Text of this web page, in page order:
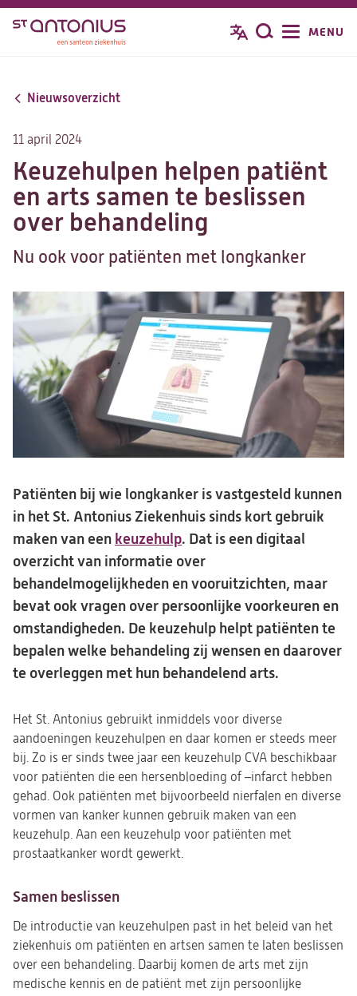
Overslaan
inhoud
Zoeken
MENU
Nieuwsoverzicht
11 april 2024
Keuzehulpen helpen patiënt
en arts samen te beslissen
over behandeling
Nu ook voor patiënten met longkanker
Patiënten bij wie longkanker is vastgesteld kunnen
in het St. Antonius Ziekenhuis sinds kort gebruik
maken van een keuzehulp. Dat is een digitaal
overzicht van informatie over
behandelmogelijkheden en vooruitzichten, maar
bevat ook vragen over persoonlijke voorkeuren en
omstandigheden. De keuzehulp helpt patiënten te
bepalen welke behandeling zij wensen en daarover
te overleggen met hun behandelend arts.
Het St. Antonius gebruikt inmiddels voor diverse
aandoeningen keuzehulpen en daar komen er steeds meer
bij. Zo is er sinds twee jaar een keuzehulp CVA beschikbaar
voor patiënten die een hersenbloeding of –infarct hebben
gehad. Ook patiënten met bijvoorbeeld nierfalen en diverse
vormen van kanker kunnen gebruik maken van een
keuzehulp. Aan een keuzehulp voor patiënten met
prostaatkanker wordt gewerkt.
Samen beslissen
De introductie van keuzehulpen past in het beleid van het
ziekenhuis om patiënten en artsen samen te laten beslissen
over een behandeling. Daarbij komen de arts met zijn
medische kennis en de patiënt met zijn persoonlijke